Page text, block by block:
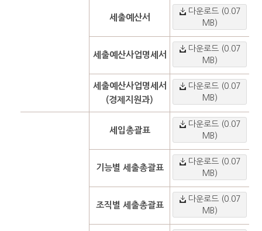
세출예산서
다운로드 (0.07
MB)
세출예산사업명세서
다운로드 (0.07
MB)
세출예산사업명세서
(경제지원과)
다운로드 (0.07
MB)
세입총괄표
다운로드 (0.07
MB)
기능별 세출총괄표
다운로드 (0.07
MB)
조직별 세출총괄표
다운로드 (0.07
MB)